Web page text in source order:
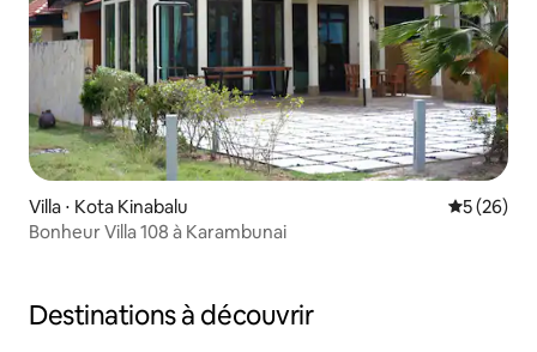
Villa ⋅ Kota Kinabalu
5 (26)
Bonheur Villa 108 à Karambunai
Destinations à découvrir